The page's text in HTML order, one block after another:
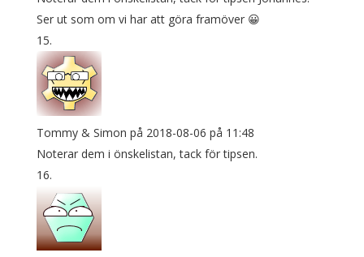
Ser ut som om vi har att göra framöver 😀
Tommy & Simon på 2018-08-06 på 11:48
Noterar dem i önskelistan, tack för tipsen.